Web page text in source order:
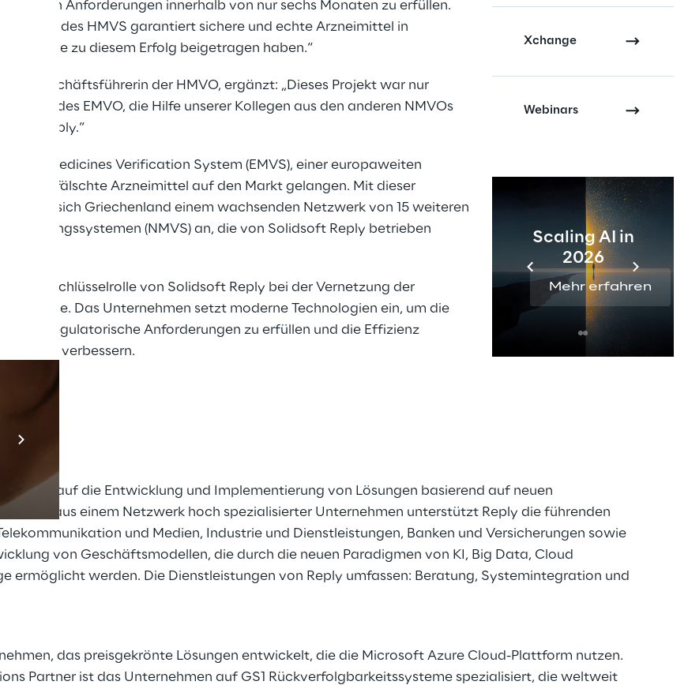
Xchange
Webinars
Scaling AI in
2026
Mehr erfahren
strengen Anforderungen innerhalb von nur sechs Monaten zu erfüllen.
des HMVS garantiert sichere und echte Arzneimittel in
allen, die zu diesem Erfolg beigetragen haben.“
Geschäftsführerin der HMVO, ergänzt: „Dieses Projekt war nur
des EMVO, die Hilfe unserer Kollegen aus den anderen NMVOs
Reply.“
Medicines Verification System (EMVS), einer europaweiten
dass gefälschte Arzneimittel auf den Markt gelangen. Mit dieser
sich Griechenland einem wachsenden Netzwerk von 15 weiteren
(NMVS) an, die von Solidsoft Reply betrieben
die Schlüsselrolle von Solidsoft Reply bei der Vernetzung der
Das Unternehmen setzt moderne Technologien ein, um die
regulatorische Anforderungen zu erfüllen und die Effizienz
zu verbessern.
auf die Entwicklung und Implementierung von Lösungen basierend auf neuen
aus einem Netzwerk hoch spezialisierter Unternehmen unterstützt Reply die führenden
und Medien, Industrie und Dienstleistungen, Banken und Versicherungen sowie
von Geschäftsmodellen, die durch die neuen Paradigmen von KI, Big Data, Cloud
ermöglicht werden. Die Dienstleistungen von Reply umfassen: Beratung, Systemintegration und
das preisgekrönte Lösungen entwickelt, die die Microsoft Azure Cloud-Plattform nutzen.
Partner ist das Unternehmen auf GS1 Rückverfolgbarkeitssysteme spezialisiert, die weltweit